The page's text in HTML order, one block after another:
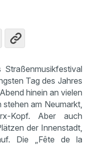
Tag des Jahres
hinein an vielen
am Neumarkt,
Kopf. Aber auch
der Innenstadt,
Die „Fête de la